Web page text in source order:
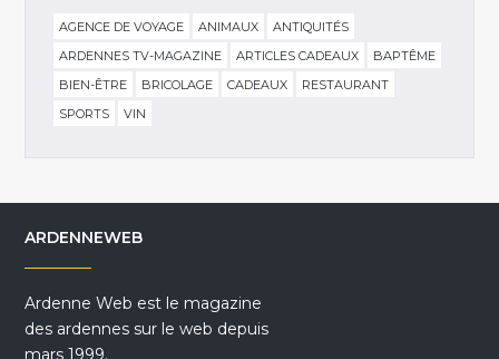
AGENCE DE VOYAGE ANIMAUX
ANTIQUITÉS
ARDENNES TV-MAGAZINE
ARTICLES CADEAUX
BAPTÊME
BIEN-ÊTRE
BRICOLAGE CADEAUX
RESTAURANT
SPORTS
VIN
ARDENNEWEB
Ardenne Web est le magazine
des ardennes sur le web depuis
mars 1999.